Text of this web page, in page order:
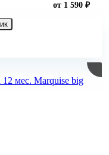
от 1 590 ₽